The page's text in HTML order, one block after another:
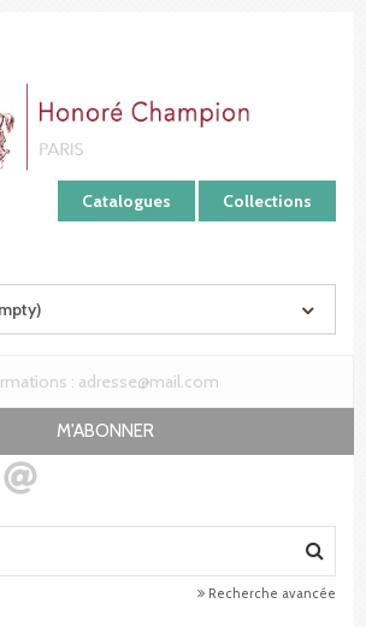
Catalogues Collections
M'ABONNER
Recherche avancée